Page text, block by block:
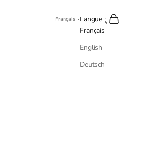
Français
Langue
Français
English
Deutsch
Recherche
Panier